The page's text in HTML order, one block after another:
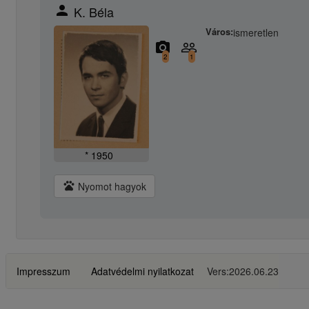
person K. Béla
* 1950
Város:ismeretlen
camera_alt
2
people_outline
1
pets Nyomot hagyok
Impresszum Adatvédelmi nyilatkozat Vers:2026.06.23